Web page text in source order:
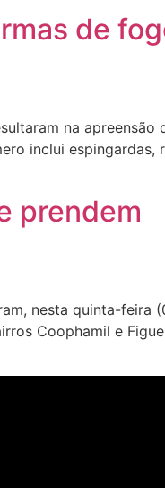
de
na apreensão
inclui espingardas,
prendem
nesta quinta-feira
Coophamil e